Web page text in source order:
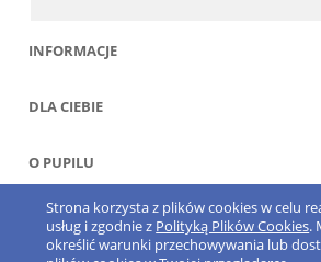
Strona korzysta z plików cookies w celu
usług i zgodnie z Polityką Plików Cookies.
określić warunki przechowywania lub
INFORMACJE
DLA CIEBIE
O PUPILU
Pokaż pełną wersję